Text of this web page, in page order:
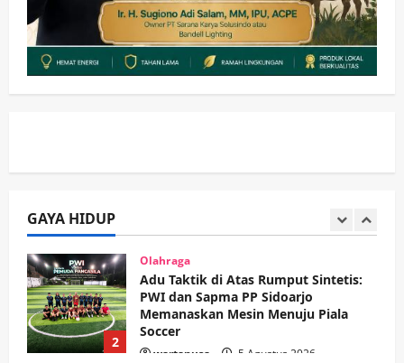
GAYA HIDUP
Kesehatan Pembangunan
Pemerintahan
PANAS! Kalah Tender Proyek RSUD
Sibar Rp 9,9 M, Beranikah CV Tiga
Anugerah Utama Pertaruhkan
2
wartanusa 5 Agustus 2026
3
Ekonomi
HOT NEWS: Ribuan Warga Wage
Tumplek Blek di Bazar Rakyat Jalan
Jambu, Borong Kuliner UMKM Sambil
Nonton Jaranan!
wartanusa 4 Agustus 2026